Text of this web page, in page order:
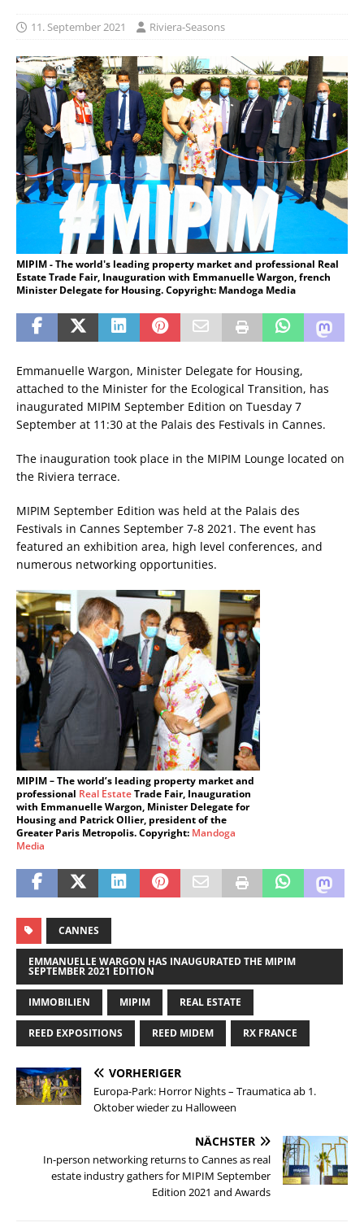
11. September 2021 Riviera-Seasons
MIPIM - The world's leading property market and professional Real
Estate Trade Fair, Inauguration with Emmanuelle Wargon, french
Minister Delegate for Housing. Copyright: Mandoga Media
Emmanuelle Wargon, Minister Delegate for Housing,
attached to the Minister for the Ecological Transition, has
inaugurated MIPIM September Edition on Tuesday 7
September at 11:30 at the Palais des Festivals in Cannes.
The inauguration took place in the MIPIM Lounge located on
the Riviera terrace.
MIPIM September Edition was held at the Palais des
Festivals in Cannes September 7-8 2021. The event has
featured an exhibition area, high level conferences, and
numerous networking opportunities.
MIPIM – The world’s leading property market and
professional Real EstateTrade Fair, Inauguration
with Emmanuelle Wargon, Minister Delegate for
Housing and Patrick Ollier, president of the
Greater Paris Metropolis. Copyright: Mandoga
Media
CANNES
EMMANUELLE WARGON HAS INAUGURATED THE MIPIM
SEPTEMBER 2021 EDITION
IMMOBILIEN MIPIM REAL ESTATE
REED EXPOSITIONS REED MIDEM RX FRANCE
VORHERIGER
Europa-Park: Horror Nights – Traumatica ab 1.
Oktober wieder zu Halloween
NÄCHSTER
In-person networking returns to Cannes as real
estate industry gathers for MIPIM September
Edition 2021 and Awards